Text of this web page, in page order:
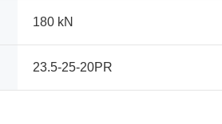
180 kN
23.5-25-20PR